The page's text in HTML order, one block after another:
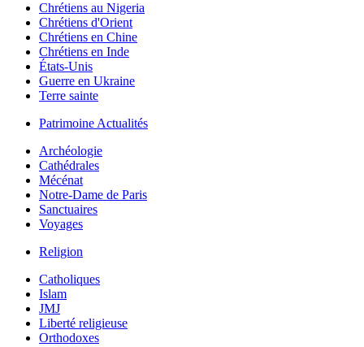
Chrétiens au Nigeria
Chrétiens d'Orient
Chrétiens en Chine
Chrétiens en Inde
États-Unis
Guerre en Ukraine
Terre sainte
Patrimoine Actualités
Archéologie
Cathédrales
Mécénat
Notre-Dame de Paris
Sanctuaires
Voyages
Religion
Catholiques
Islam
JMJ
Liberté religieuse
Orthodoxes